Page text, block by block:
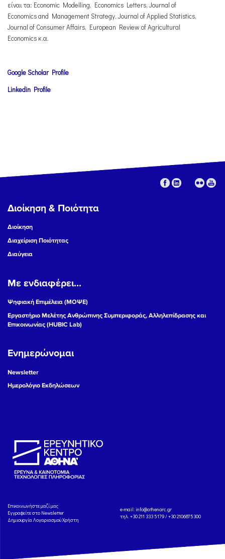
είναι τα: Economic Modelling, Economics Letters, Journal of
Economics and Management Strategy, Journal of Applied Statistics,
Journal of Consumer Affairs, European Review of Agricultural
Economics κ.α.
Google Scholar Profile
Linkedin Profile
Διοίκηση & Ποιότητα
Διοίκηση
Διαχείριση Ποιότητας
Διαύγεια
Με ενδιαφέρει...
Ψηφιακή Επιμέλεια (ΜΟΨΕ)
Εργαστήριο Μελέτης Ανθρώπινης Συμπεριφοράς, Αλληλεπίδρασης και
Επικοινωνίας (HUBIC Lab)
Ενημερώνομαι
Newsletter
Ημερολόγιο Εκδηλώσεων
Eπικοινωνήστε μαζί μας
Εγγραφείτε στο Newsletter
Δημιουργία Λογαριασμού Χρήστη
e-mail: info@athenarc.gr
τηλ. +30 211 333 5179 / +30 2106875300